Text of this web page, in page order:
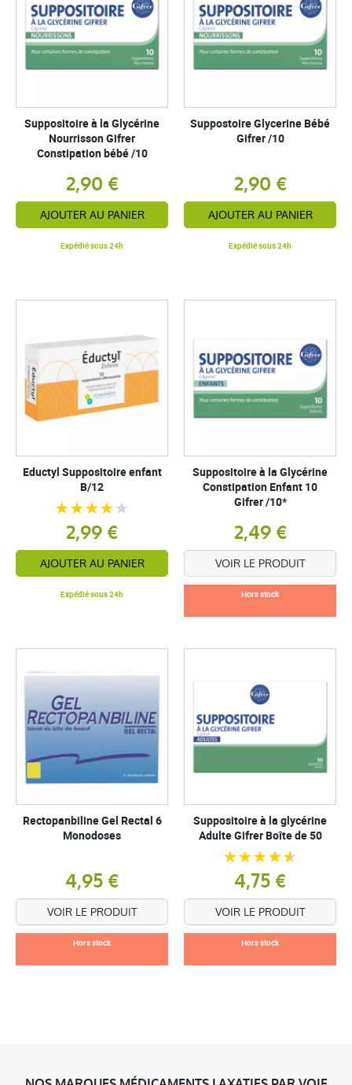
Suppositoire à la Glycérine
Nourrisson Gifrer
Constipation bébé /10
2,90 €
AJOUTER AU PANIER
Expédié sous 24h
Suppostoire Glycerine Bébé
Gifrer /10
2,90 €
AJOUTER AU PANIER
Expédié sous 24h
Eductyl Suppositoire enfant
B/12
2,99 €
AJOUTER AU PANIER
Expédié sous 24h
Suppositoire à la Glycérine
Constipation Enfant 10
Gifrer /10*
2,49 €
VOIR LE PRODUIT
Hors stock
Rectopanbiline Gel Rectal 6
Monodoses
4,95 €
VOIR LE PRODUIT
Hors stock
Suppositoire à la glycérine
Adulte Gifrer Boîte de 50
4,75 €
VOIR LE PRODUIT
Hors stock